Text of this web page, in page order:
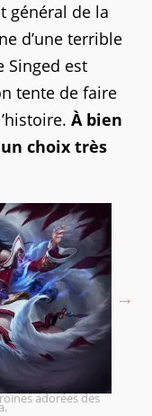
général de la
d’une terrible
Singed est
tente de faire
À bien
choix très
adorées des